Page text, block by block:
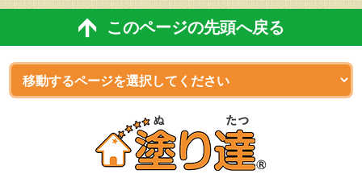
このページの先頭へ戻る